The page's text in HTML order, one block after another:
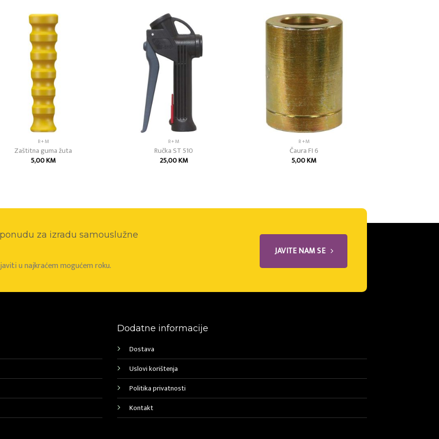
R+M
Zaštitna guma žuta
5,00KM
R+M
Ručka ST 510
25,00KM
R+M
Čaura FI 6
5,00KM
za izradu samouslužne
u najkraćem mogućem roku.
JAVITE NAM SE
Dodatne informacije
Dostava
Uslovi korištenja
Politika privatnosti
Kontakt